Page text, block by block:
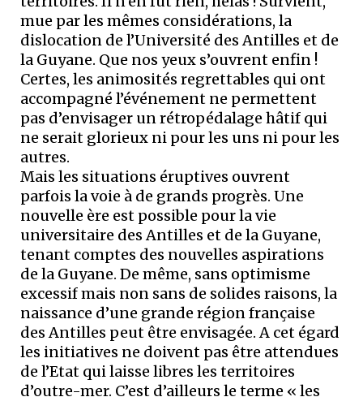
mue par les mêmes considérations, la
dislocation de l’Université des Antilles et de
la Guyane. Que nos yeux s’ouvrent enfin !
Certes, les animosités regrettables qui ont
accompagné l’événement ne permettent
pas d’envisager un rétropédalage hâtif qui
ne serait glorieux ni pour les uns ni pour les
autres.
Mais les situations éruptives ouvrent
parfois la voie à de grands progrès. Une
nouvelle ère est possible pour la vie
universitaire des Antilles et de la Guyane,
tenant comptes des nouvelles aspirations
de la Guyane. De même, sans optimisme
excessif mais non sans de solides raisons, la
naissance d’une grande région française
des Antilles peut être envisagée. A cet égard
les initiatives ne doivent pas être attendues
de l’Etat qui laisse libres les territoires
d’outre-mer. C’est d’ailleurs le terme « les